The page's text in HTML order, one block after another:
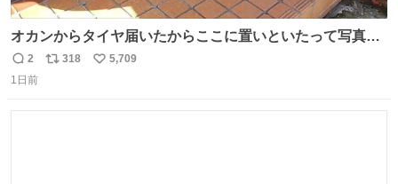
オカンからタイヤ届いたからここに置いといたって写真送
られてきたけど明らかに猫が邪魔くさそうな顔してて草
返
信
2
リ
318
い
5,709
1日前